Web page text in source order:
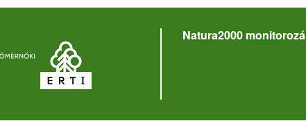
Natura2000